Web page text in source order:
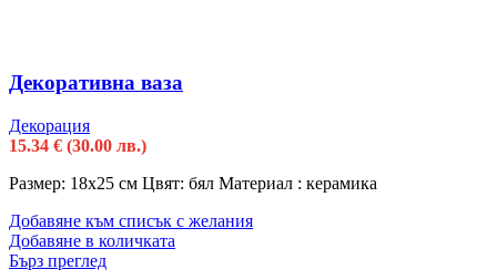
Декоративна ваза
Декорация
15.34 € (30.00 лв.)
Размер: 18х25 см Цвят: бял Материал : керамика
Добавяне към списък с желания
Добавяне в количката
Бърз преглед